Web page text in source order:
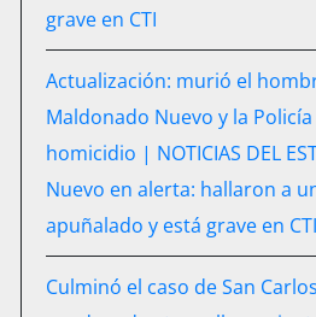
grave en CTI
Actualización: murió el
Maldonado Nuevo y la
homicidio | NOTICIAS DEL
Nuevo en alerta: hallaron a
apuñalado y está grave en CTI
Culminó el caso de San